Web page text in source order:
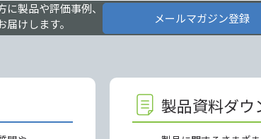
製品や評価事例、
けします。
メールマガジン登録
製品資料ダウ